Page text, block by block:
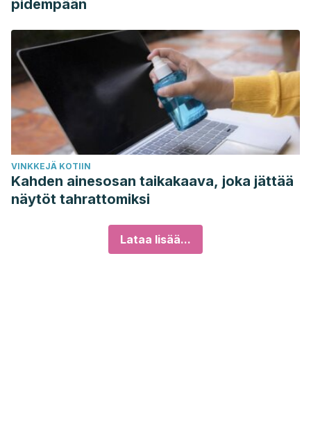
pidempään
VINKKEJÄ KOTIIN
Kahden ainesosan taikakaava, joka jättää
näytöt tahrattomiksi
Lataa lisää...